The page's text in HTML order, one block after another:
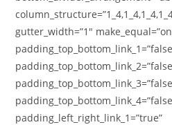
gutter_width=”1″
padding_left_right_link_1=”true”